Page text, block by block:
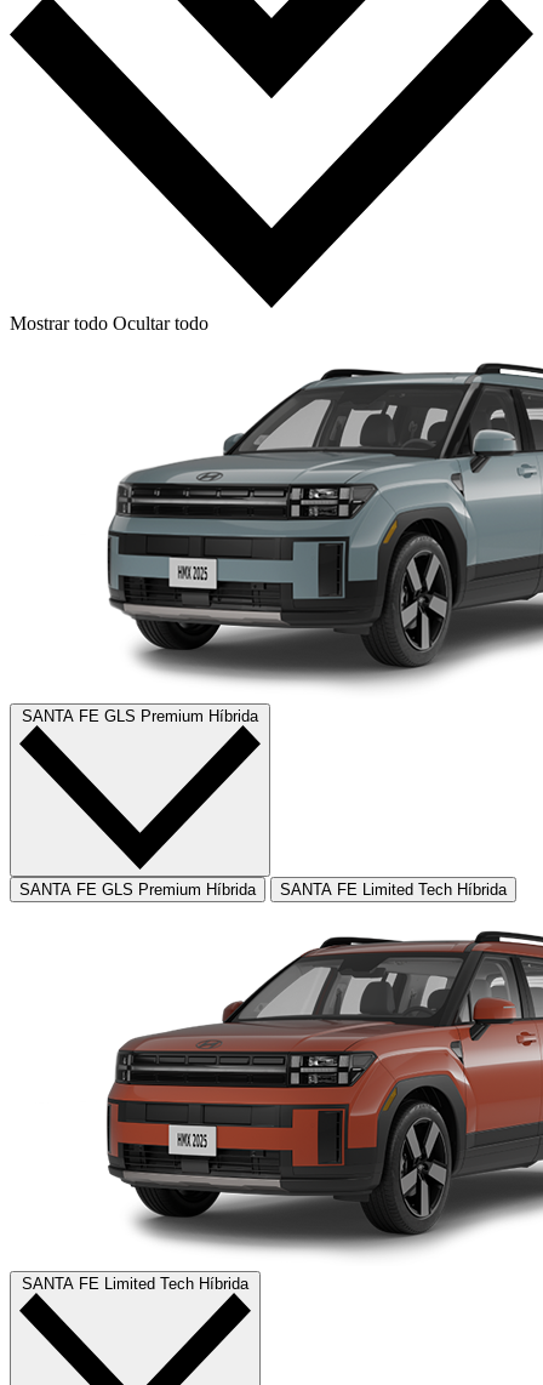
Mostrar todo Ocultar todo
SANTA FE GLS Premium Híbrida
SANTA FE GLS Premium Híbrida SANTA FE Limited Tech Híbrida
SANTA FE Limited Tech Híbrida